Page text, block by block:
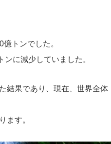
トンでした。
に減少していました。
結果であり、現在、世界全体
ます。